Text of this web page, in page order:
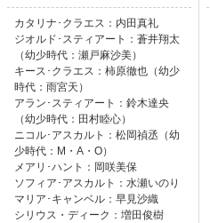
カタリナ･クラエス：内田真礼
ジオルド･スティアート：蒼井翔太
（幼少時代：瀬戸麻沙美）
キース･クラエス：柿原徹也（幼少
時代：雨宮天）
アラン･スティアート：鈴木達央
（幼少時代：田村睦心）
ニコル･アスカルト：松岡禎丞（幼
少時代：M・A・O）
メアリ･ハント：岡咲美保
ソフィア･アスカルト：水瀬いのり
マリア･キャンベル：早見沙織
シリウス・ディーク：増田俊樹